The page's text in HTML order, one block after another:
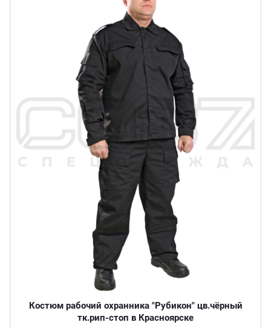
Костюм рабочий охранника "Рубикон" цв.чёрный
тк.рип-стоп в Красноярске